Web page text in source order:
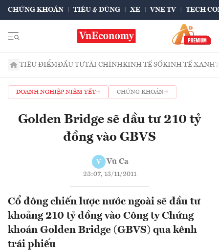
CHỨNG KHOÁN TIÊU & DÙNG XE VNE TV TECH
TIÊU ĐIỂMĐẦU TƯTÀI CHÍNHKINH TẾ SỐKINH TẾ XANH
DOANH NGHIỆP NIÊM YẾT CHỨNG KHOÁN
Golden Bridge sẽ đầu tư 210 tỷ
đồng vào GBVS
V Vũ Ca
23:07, 13/11/2011
Cổ đông chiến lược nước ngoài sẽ đầu tư
khoảng 210 tỷ đồng vào Công ty Chứng
khoán Golden Bridge (GBVS) qua kênh
trái phiếu